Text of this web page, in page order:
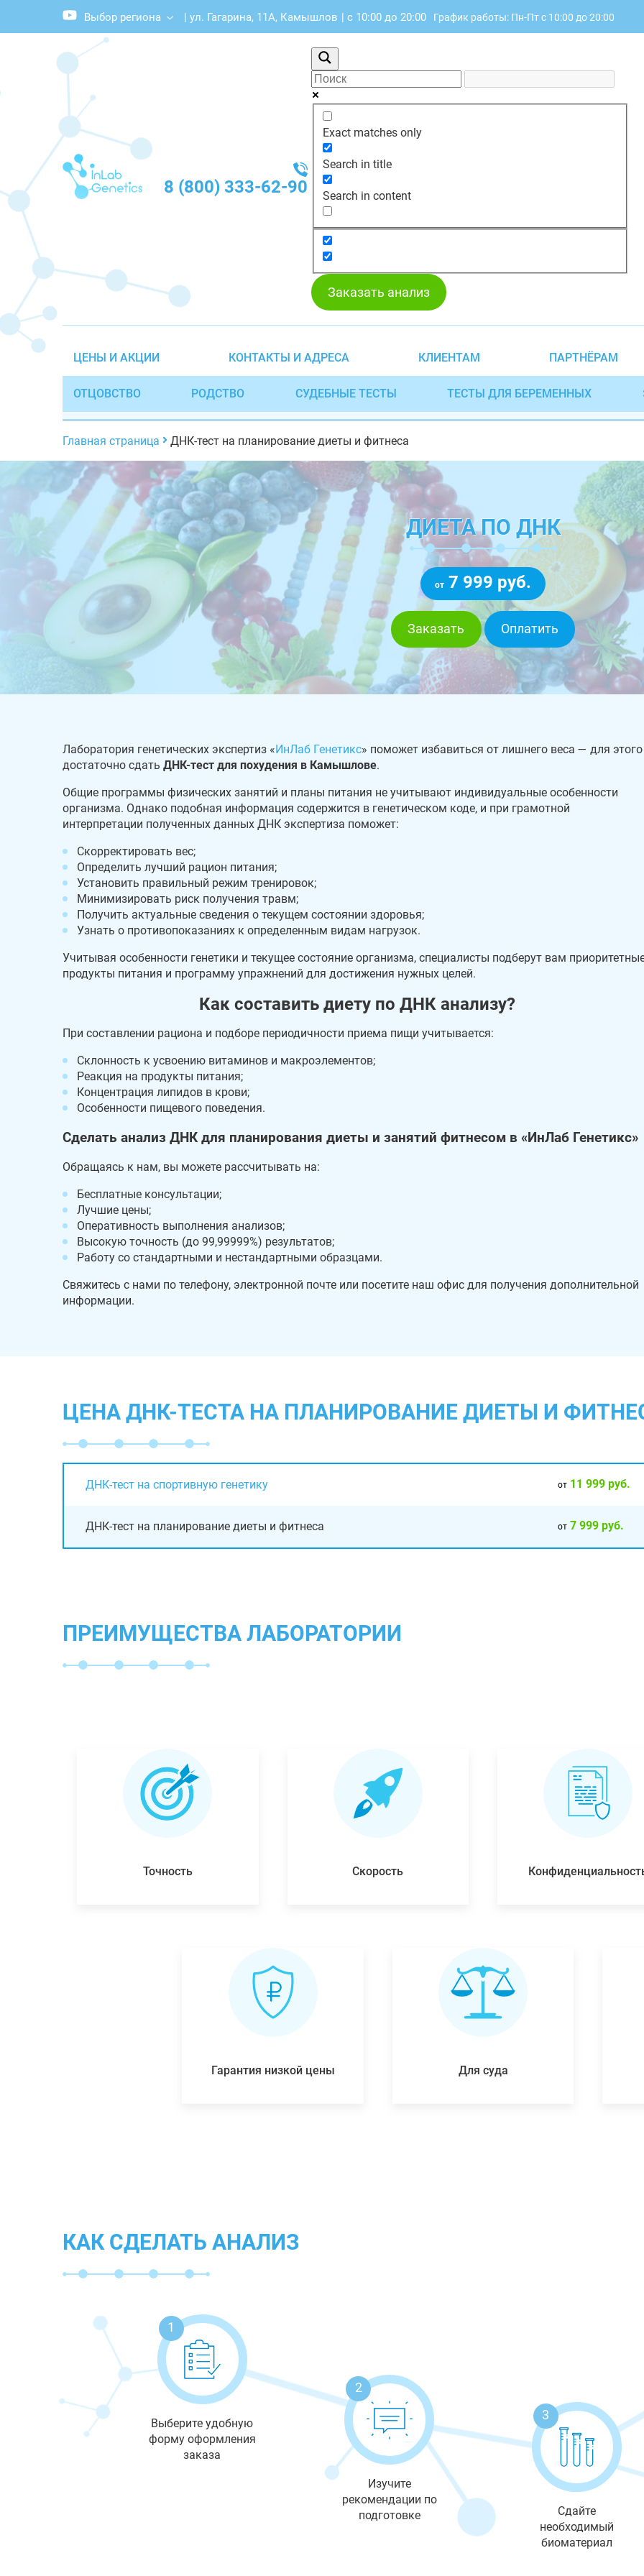
Выбор региона | ул. Гагарина, 11А, Камышлов | с 10:00 до 20:00 График работы: Пн-Пт с 10:00 до 20:00
8 (800) 333-62-90
Exact matches only
Search in title
Search in content
Заказать анализ
ЦЕНЫ И АКЦИИ КОНТАКТЫ И АДРЕСА КЛИЕНТАМ ПАРТНЁРАМ
ОТЦОВСТВО РОДСТВО СУДЕБНЫЕ ТЕСТЫ ТЕСТЫ ДЛЯ БЕРЕМЕННЫХ
Главная страница ДНК-тест на планирование диеты и фитнеса
ДИЕТА ПО ДНК
от 7 999 руб.
Заказать Оплатить
Лаборатория генетических экспертиз «ИнЛаб Генетикс» поможет избавиться от лишнего веса — для этого
достаточно сдать ДНК-тест для похудения в Камышлове.
Общие программы физических занятий и планы питания не учитывают индивидуальные особенности
организма. Однако подобная информация содержится в генетическом коде, и при грамотной
интерпретации полученных данных ДНК экспертиза поможет:
Скорректировать вес;
Определить лучший рацион питания;
Установить правильный режим тренировок;
Минимизировать риск получения травм;
Получить актуальные сведения о текущем состоянии здоровья;
Узнать о противопоказаниях к определенным видам нагрузок.
Учитывая особенности генетики и текущее состояние организма, специалисты подберут вам
продукты питания и программу упражнений для достижения нужных целей.
Как составить диету по ДНК анализу?
При составлении рациона и подборе периодичности приема пищи учитывается:
Склонность к усвоению витаминов и макроэлементов;
Реакция на продукты питания;
Концентрация липидов в крови;
Особенности пищевого поведения.
Сделать анализ ДНК для планирования диеты и занятий фитнесом в «ИнЛаб Генетикс»
Обращаясь к нам, вы можете рассчитывать на:
Бесплатные консультации;
Лучшие цены;
Оперативность выполнения анализов;
Высокую точность (до 99,99999%) результатов;
Работу со стандартными и нестандартными образцами.
Свяжитесь с нами по телефону, электронной почте или посетите наш офис для получения дополнительной
информации.
ЦЕНА ДНК-ТЕСТА НА ПЛАНИРОВАНИЕ ДИЕТЫ И
ДНК-тест на спортивную генетику от11 999 руб.
ДНК-тест на планирование диеты и фитнеса от7 999 руб.
ПРЕИМУЩЕСТВА ЛАБОРАТОРИИ
Точность Скорость
Гарантия низкой цены Для суда
КАК СДЕЛАТЬ АНАЛИЗ
1
Выберите удобную
форму оформления
заказа
2
Изучите
рекомендации по
подготовке
3
Сдайте
необходимый
биоматериал